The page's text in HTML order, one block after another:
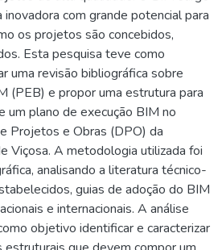
com grande potencial para
os projetos são concebidos,
Esta pesquisa teve como
uma revisão bibliográfica sobre
(PEB) e propor uma estrutura para
um plano de execução BIM no
Projetos e Obras (DPO) da
Viçosa. A metodologia utilizada foi
analisando a literatura técnico-
guias de adoção do BIM
e internacionais. A análise
objetivo identificar e caracterizar